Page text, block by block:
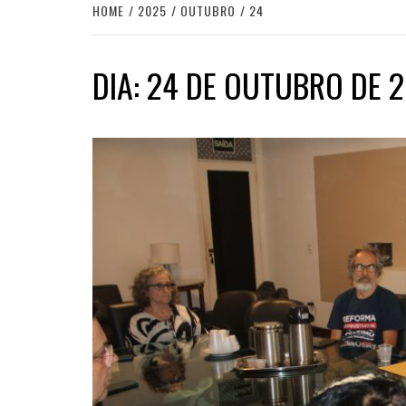
HOME 2025 OUTUBRO 24
DIA:24 DE OUTUBRO DE